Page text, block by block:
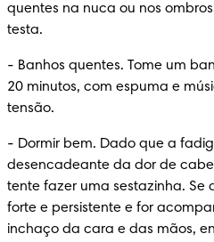
quentes na nuca ou nos
testa.
- Banhos quentes. Tome um
20 minutos, com espuma e
tensão.
- Dormir bem. Dado que a
desencadeante da dor de
tente fazer uma sestazinha. Se
forte e persistente e for
inchaço da cara e das mãos,